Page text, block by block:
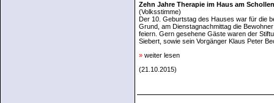
Zehn Jahre Therapie im Haus am
(Volksstimme)
Der 10. Geburtstag des Hauses war für die
Grund, am Dienstagnachmittag die
feiern. Gern gesehene Gäste waren der
Siebert, sowie sein Vorgänger Klaus Peter
» weiter lesen
(21.10.2015)